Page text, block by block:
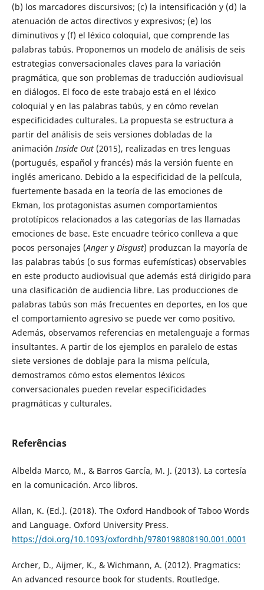
(b) los marcadores discursivos; (c) la intensificación y (d) la
atenuación de actos directivos y expresivos; (e) los
diminutivos y (f) el léxico coloquial, que comprende las
palabras tabús. Proponemos un modelo de análisis de seis
estrategias conversacionales claves para la variación
pragmática, que son problemas de traducción audiovisual
en diálogos. El foco de este trabajo está en el léxico
coloquial y en las palabras tabús, y en cómo revelan
especificidades culturales. La propuesta se estructura a
partir del análisis de seis versiones dobladas de la
animación Inside Out(2015), realizadas en tres lenguas
(portugués, español y francés) más la versión fuente en
inglés americano. Debido a la especificidad de la película,
fuertemente basada en la teoría de las emociones de
Ekman, los protagonistas asumen comportamientos
prototípicos relacionados a las categorías de las llamadas
emociones de base. Este encuadre teórico conlleva a que
pocos personajes (Angery Disgust) produzcan la mayoría de
las palabras tabús (o sus formas eufemísticas) observables
en este producto audiovisual que además está dirigido para
una clasificación de audiencia libre. Las producciones de
palabras tabús son más frecuentes en deportes, en los que
el comportamiento agresivo se puede ver como positivo.
Además, observamos referencias en metalenguaje a formas
insultantes. A partir de los ejemplos en paralelo de estas
siete versiones de doblaje para la misma película,
demostramos cómo estos elementos léxicos
conversacionales pueden revelar especificidades
pragmáticas y culturales.
Referências
Albelda Marco, M., & Barros García, M. J. (2013). La cortesía
en la comunicación. Arco libros.
Allan, K. (Ed.). (2018). The Oxford Handbook of Taboo Words
and Language. Oxford University Press.
https://doi.org/10.1093/oxfordhb/9780198808190.001.0001
Archer, D., Aijmer, K., & Wichmann, A. (2012). Pragmatics:
An advanced resource book for students. Routledge.